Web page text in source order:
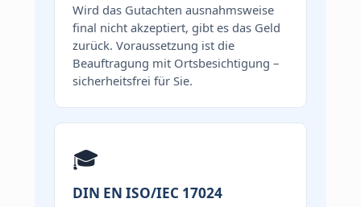
Wird das Gutachten ausnahmsweise
final nicht akzeptiert, gibt es das Geld
zurück. Voraussetzung ist die
Beauftragung mit Ortsbesichtigung –
sicherheitsfrei für Sie.
🎓
DIN EN ISO/IEC 17024